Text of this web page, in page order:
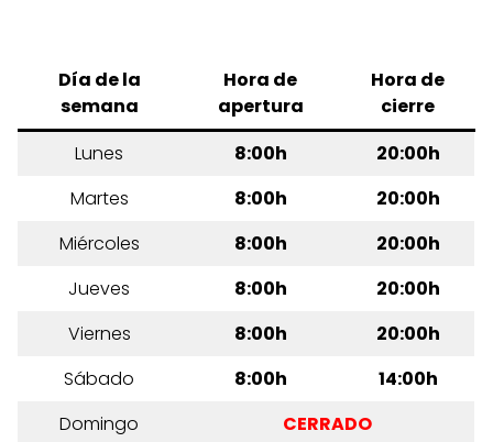
Día de la
semana
Hora de
apertura
Hora de
cierre
Lunes
8:00h
20:00h
Martes
8:00h
20:00h
Miércoles
8:00h
20:00h
Jueves
8:00h
20:00h
Viernes
8:00h
20:00h
Sábado
8:00h
14:00h
Domingo
CERRADO